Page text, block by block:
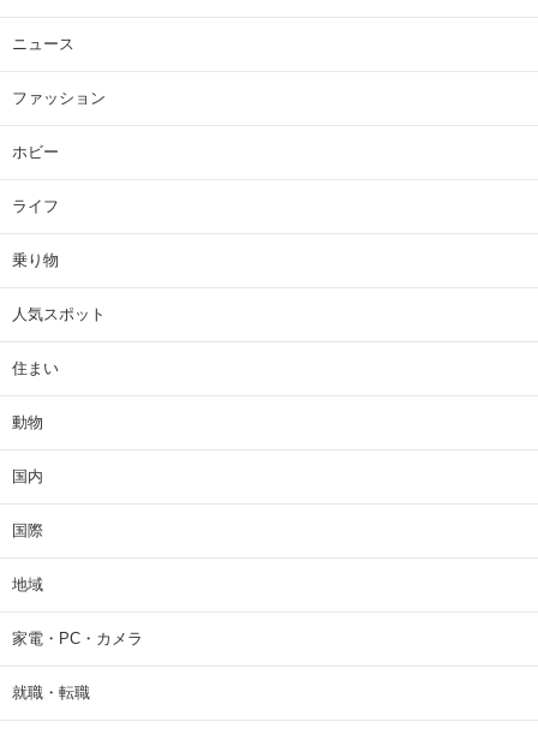
ニュース
ファッション
ホビー
ライフ
乗り物
人気スポット
住まい
動物
国内
国際
地域
家電・PC・カメラ
就職・転職